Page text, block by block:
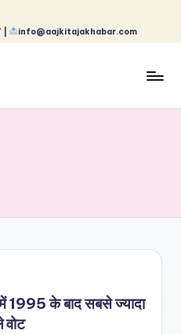
info@aajkitajakhabar.com
में 1995 के बाद सबसे ज्यादा